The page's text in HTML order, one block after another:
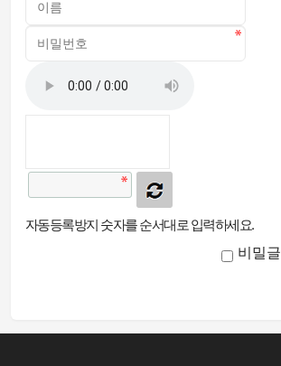
자동등록방지 숫자를 순서대로 입력하세요.
비밀글